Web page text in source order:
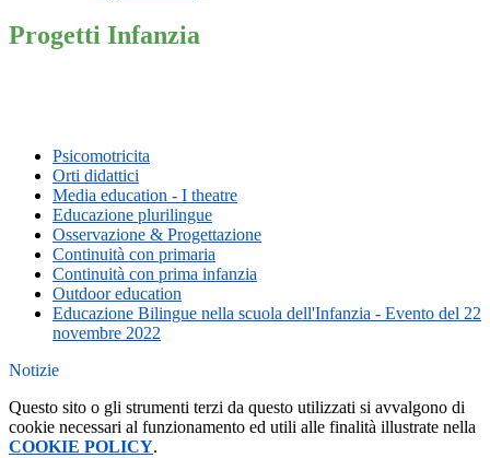
Progetti Infanzia
Psicomotricita
Orti didattici
Media education - I theatre
Educazione plurilingue
Osservazione & Progettazione
Continuità con primaria
Continuità con prima infanzia
Outdoor education
Educazione Bilingue nella scuola dell'Infanzia - Evento del 22
novembre 2022
Notizie
Questo sito o gli strumenti terzi da questo utilizzati si avvalgono di
cookie necessari al funzionamento ed utili alle finalità illustrate nella
COOKIE POLICY.